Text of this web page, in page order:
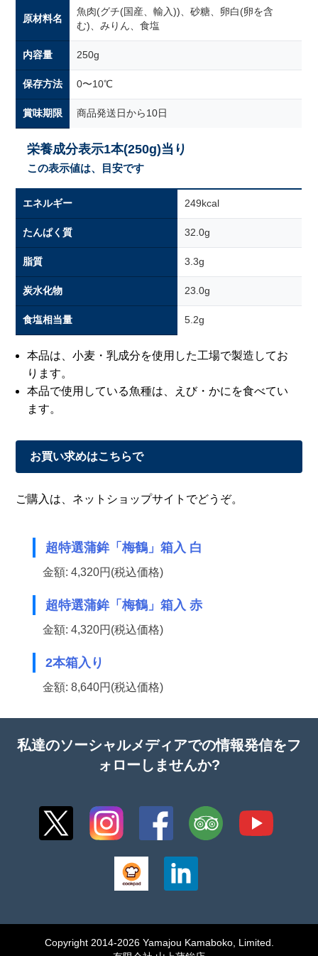
原材料名
魚肉(グチ(国産、輸入))、砂糖、卵白(卵を含
む)、みりん、食塩
内容量 250g
保存方法 0〜10℃
賞味期限 商品発送日から10日
栄養成分表示1本(250g)当り
この表示値は、目安です
エネルギー 249kcal
たんぱく質 32.0g
脂質 3.3g
炭水化物 23.0g
食塩相当量 5.2g
本品は、小麦・乳成分を使用した工場で製造してお
ります。
本品で使用している魚種は、えび・かにを食べてい
ます。
お買い求めはこちらで
ご購入は、ネットショップサイトでどうぞ。
超特選蒲鉾「梅鶴」箱入 白
金額: 4,320円(税込価格)
超特選蒲鉾「梅鶴」箱入 赤
金額: 4,320円(税込価格)
2本箱入り
金額: 8,640円(税込価格)
私達のソーシャルメディアでの情報発信をフ
ォローしませんか?
Copyright 2014-2026 Yamajou Kamaboko, Limited.